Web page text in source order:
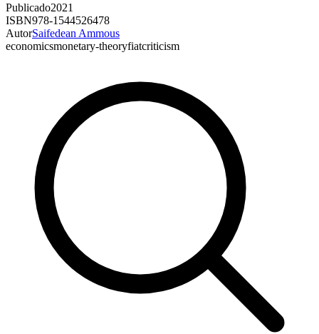
Publicado2021
ISBN978-1544526478
AutorSaifedean Ammous
economicsmonetary-theoryfiatcriticism